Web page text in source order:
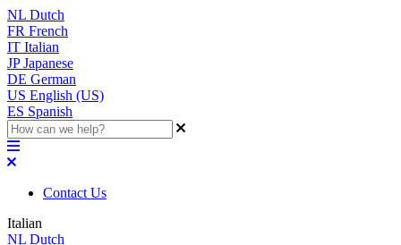
NL Dutch
FR French
IT Italian
JP Japanese
DE German
US English (US)
ES Spanish
Contact Us
Italian
NL Dutch